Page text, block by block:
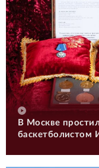
В Москве
баскетболистом